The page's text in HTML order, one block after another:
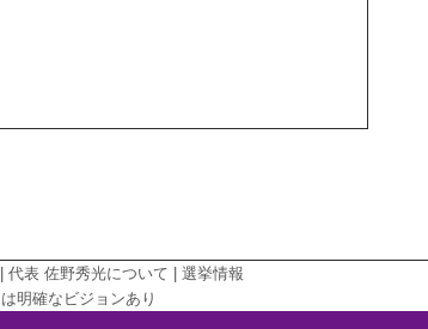
代表 佐野秀光について
選挙情報
明確なビジョンあり